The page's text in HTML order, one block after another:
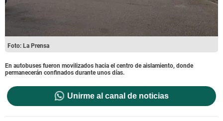
Foto: La Prensa
En autobuses fueron movilizados hacia el centro de aislamiento, donde
permanecerán confinados durante unos días.
Unirme al canal de noticias